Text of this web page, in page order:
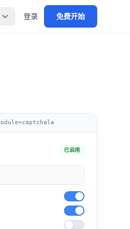
登录 免费开始
已启用